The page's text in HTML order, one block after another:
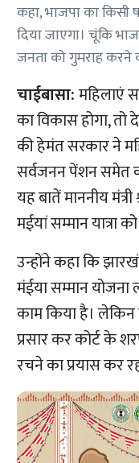
कहा, भाजपा का किसी
दिया जाएगा। चूंकि
जनता को गुमराह करने
चाईबासा:महिलाएं
का विकास होगा, तो
की हेमंत सरकार ने
सर्वजनन पेंशन समेत
यह बातें माननीय
मईयां सम्मान यात्रा
उन्होंने कहा कि
मंईया सम्मान
काम किया है। लेकिन
प्रसार कर कोर्ट के
रचने का प्रयास कर